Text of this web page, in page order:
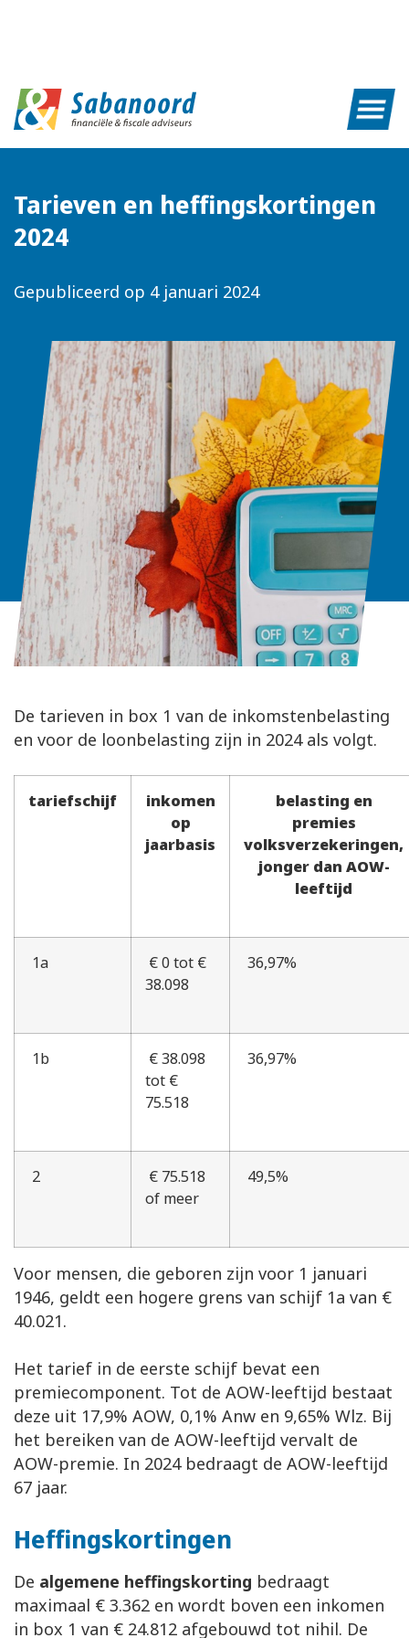
Tarieven en heffingskortingen
2024
Gepubliceerd op 4 januari 2024
De tarieven in box 1 van de inkomstenbelasting
en voor de loonbelasting zijn in 2024 als volgt.
tariefschijf
inkomen
op
jaarbasis
belasting en
premies
volksverzekeringen,
jonger dan AOW-
leeftijd
1a
€ 0 tot €
38.098
36,97%
1b
€ 38.098
tot €
75.518
36,97%
2
€ 75.518
of meer
49,5%
Voor mensen, die geboren zijn voor 1 januari
1946, geldt een hogere grens van schijf 1a van €
40.021.
Het tarief in de eerste schijf bevat een
premiecomponent. Tot de AOW-leeftijd bestaat
deze uit 17,9% AOW, 0,1% Anw en 9,65% Wlz. Bij
het bereiken van de AOW-leeftijd vervalt de
AOW-premie. In 2024 bedraagt de AOW-leeftijd
67 jaar.
Heffingskortingen
De algemene heffingskorting bedraagt
maximaal € 3.362 en wordt boven een inkomen
in box 1 van € 24.812 afgebouwd tot nihil. De